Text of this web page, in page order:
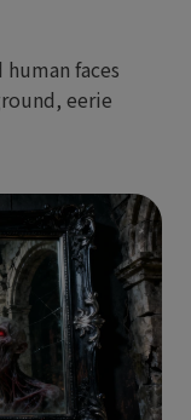
faces
eerie